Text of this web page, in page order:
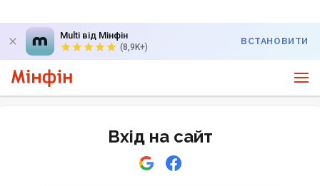
Multi від Мінфін
(8,9K+)
ВСТАНОВИТИ
Вхід на сайт